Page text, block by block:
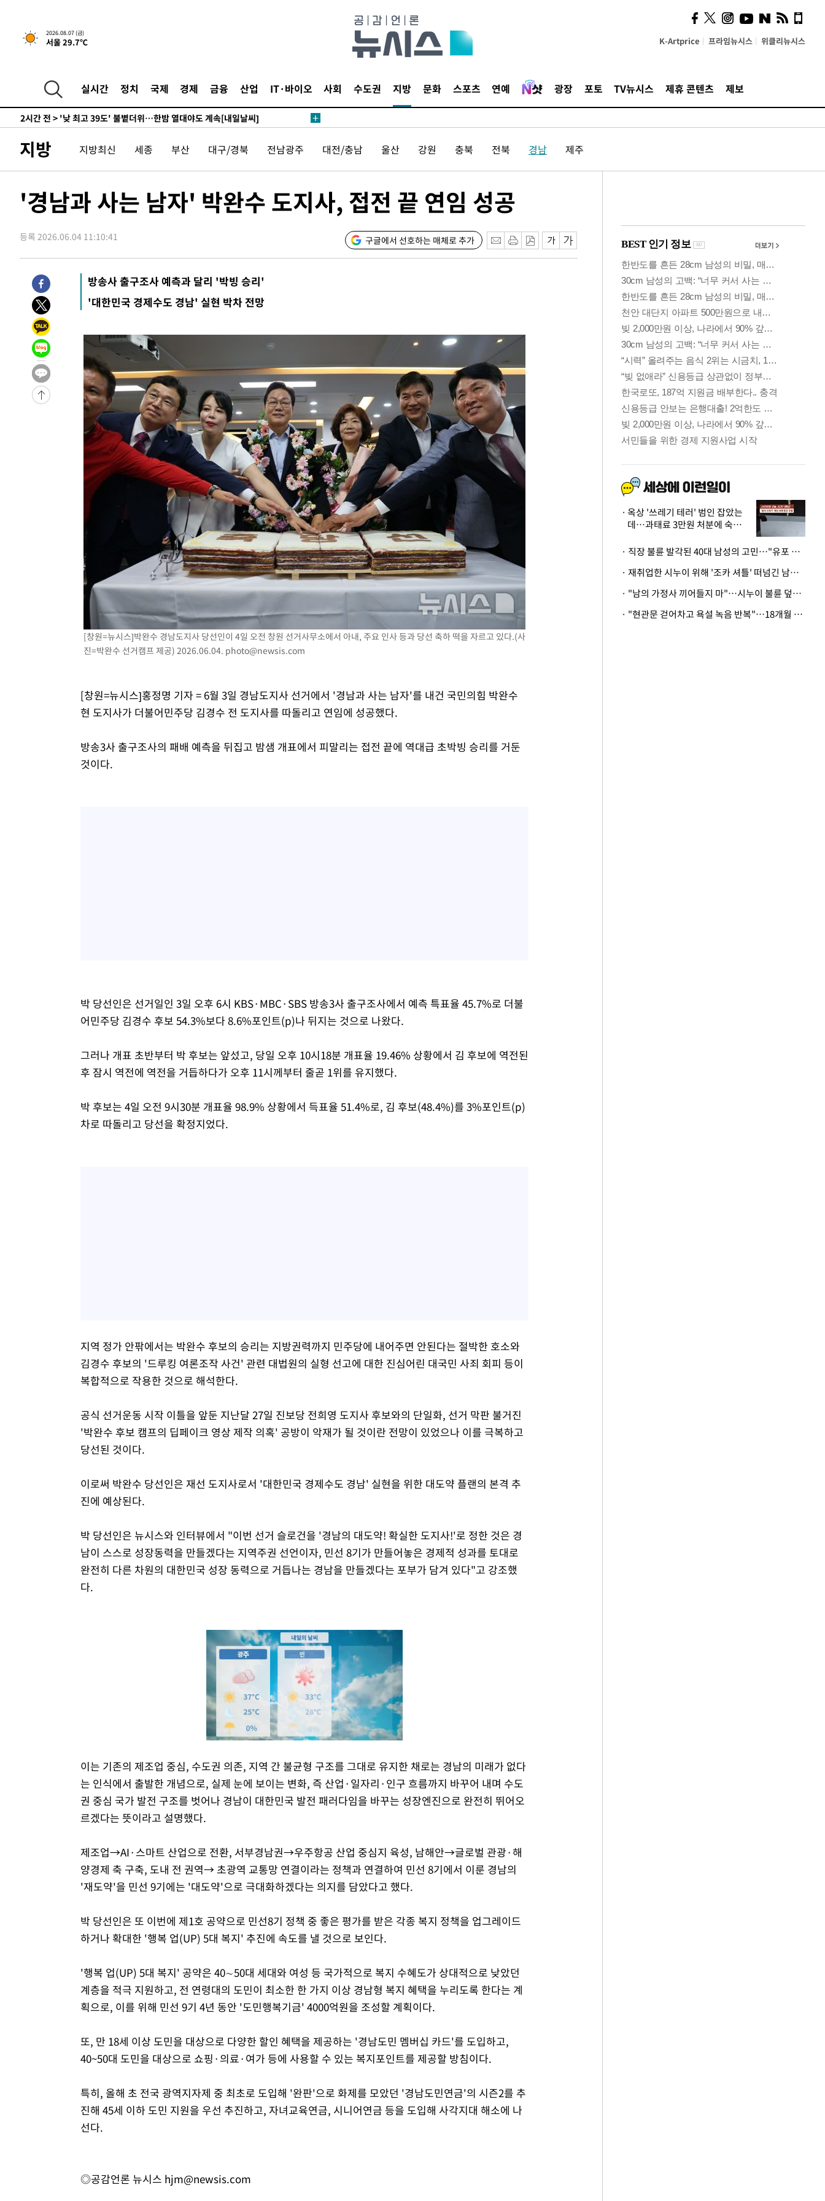
2026.08.07 (금)
서울 29.7℃ K-Artprice 프라임뉴시스 위클리뉴시스
실시간 정치 국제 경제 금융 산업 IT·바이오 사회 수도권 지방 문화 스포츠 연예 광장 포토 TV뉴시스 제휴 콘텐츠 제보
1시간 전 >[속보]합참 "北 발사체는 단거리탄도미사일…감시·경계태세 강화"
1시간 전 >日방위성, 北이 동해로 쏜 발사체는 탄도미사일 가능성
2시간 전 >[속보]합참 "북, 동해상으로 미상 발사체 발사"
'낮 최고 39도' 불볕더위…한밤 열대야도 계속[내일날씨]
2시간 전 > [속보]7~9일 프로야구 3연전도 폭염 취소…11일 재개
2시간 전 >
'월드컵 탈락 후폭풍' 축구협회…초유의 압수수색에 '충격·당황'
2시간 전 >서울 낮 37.9도, 올여름 최고치 경신…영등포 순간 '40도'
3시간 전 >[속보]코스닥, 800p 회복…0.26% 오른 801.67 마감
3시간 전 >[속보]원·달러 환율, 0.7원 내린 1423.8원 마감
4시간 전 >"여기 떨어졌다"…다누리, 스페이스X 로켓 달 충돌 흔적 포착
5시간 전 >
손흥민, 5경기 연속골 실패…LAFC는 승부차기 끝 과달라하라 격파
7시간 전 >
내일까지 39도 '펄펄'…기상청 "태풍 지나며 폭염 잠시 꺾인다"
-11402초 전 >
'월드컵 탈락 후폭풍' 축구협회…11시간 걸린 초유의 압수수색(종
-10838초 전 >
-9631초 전 >
축구협회, 15년 전 심판 성 접대 파문에 "현재는 내부 지침 준수"
-8316초 전 >
경찰, '홍명보는 2순위' 결론냈던 스포츠윤리센터도 압수수색
1시간 전 >
[속보]합참 "北 발사체는 단거리탄도미사일…감시·경계태세 강화"
1시간 전 >
日방위성, 北이 동해로 쏜 발사체는 탄도미사일 가능성
[속보] SKT, 에이닷 서비스 장애 발생…"원인 파악 중"
[속보]합참 "북, 동해상으로 미상 발사체 발사"
'낮 최고 39도' 불볕더위…한밤 열대야도 계속[내일날씨]
[속보]7~9일 프로야구 3연전도 폭염 취소…11일 재개
"韓 외환시장 개입 관측 배경엔 美의 대한국 무역적자 있어"
'월드컵 탈락 후폭풍' 축구협회…초유의 압수수색에 '충격·당황'
서울 낮 37.9도, 올여름 최고치 경신…영등포 순간 '40도'
[속보]종합특검, 대검 추가 압수수색…내란 중요임무종사 혐의
[속보]코스닥, 800p 회복…0.26% 오른 801.67 마감
[속보]코스피, 301.88포인트(4.58%) 내린 6296.38 마감
[속보]원·달러 환율, 0.7원 내린 1423.8원 마감
"여기 떨어졌다"…다누리, 스페이스X 로켓 달 충돌 흔적 포착
손흥민, 5경기 연속골 실패…LAFC는 승부차기 끝 과달라하라 격파
내일까지 39도 '펄펄'…기상청 "태풍 지나며 폭염 잠시 꺾인다"
지방 지방최신 세종 부산 대구/경북 전남광주 대전/충남 울산 강원 충북 전북 경남 제주
'경남과 사는 남자' 박완수 도지사, 접전 끝 연임 성공
등록 2026.06.04 11:10:41 구글에서 선호하는 매체로 추가
방송사 출구조사 예측과 달리 '박빙 승리'
'대한민국 경제수도 경남' 실현 박차 전망
[창원=뉴시스]박완수 경남도지사 당선인이 4일 오전 창원 선거사무소에서 아내, 주요 인사 등과 당선 축하 떡을 자르고 있다.(사
진=박완수 선거캠프 제공) 2026.06.04. photo@newsis.com
[창원=뉴시스]홍정명 기자 = 6월 3일 경남도지사 선거에서 '경남과 사는 남자'를 내건 국민의힘 박완수
현 도지사가 더불어민주당 김경수 전 도지사를 따돌리고 연임에 성공했다.
방송3사 출구조사의 패배 예측을 뒤집고 밤샘 개표에서 피말리는 접전 끝에 역대급 초박빙 승리를 거둔
것이다.
박 당선인은 선거일인 3일 오후 6시 KBS·MBC·SBS 방송3사 출구조사에서 예측 특표율 45.7%로 더불
어민주당 김경수 후보 54.3%보다 8.6%포인트(p)나 뒤지는 것으로 나왔다.
그러나 개표 초반부터 박 후보는 앞섰고, 당일 오후 10시18분 개표율 19.46% 상황에서 김 후보에 역전된
후 잠시 역전에 역전을 거듭하다가 오후 11시께부터 줄곧 1위를 유지했다.
박 후보는 4일 오전 9시30분 개표율 98.9% 상황에서 득표율 51.4%로, 김 후보(48.4%)를 3%포인트(p)
차로 따돌리고 당선을 확정지었다.
지역 정가 안팎에서는 박완수 후보의 승리는 지방권력까지 민주당에 내어주면 안된다는 절박한 호소와
김경수 후보의 '드루킹 여론조작 사건' 관련 대법원의 실형 선고에 대한 진심어린 대국민 사죄 회피 등이
복합적으로 작용한 것으로 해석한다.
공식 선거운동 시작 이틀을 앞둔 지난달 27일 진보당 전희영 도지사 후보와의 단일화, 선거 막판 불거진
'박완수 후보 캠프의 딥페이크 영상 제작 의혹' 공방이 악재가 될 것이란 전망이 있었으나 이를 극복하고
당선된 것이다.
이로써 박완수 당선인은 재선 도지사로서 '대한민국 경제수도 경남' 실현을 위한 대도약 플랜의 본격 추
진에 예상된다.
박 당선인은 뉴시스와 인터뷰에서 "이번 선거 슬로건을 '경남의 대도약! 확실한 도지사!'로 정한 것은 경
남이 스스로 성장동력을 만들겠다는 지역주권 선언이자, 민선 8기가 만들어놓은 경제적 성과를 토대로
완전히 다른 차원의 대한민국 성장 동력으로 거듭나는 경남을 만들겠다는 포부가 담겨 있다"고 강조했
다.
Mute
이는 기존의 제조업 중심, 수도권 의존, 지역 간 불균형 구조를 그대로 유지한 채로는 경남의 미래가 없다
는 인식에서 출발한 개념으로, 실제 눈에 보이는 변화, 즉 산업·일자리·인구 흐름까지 바꾸어 내며 수도
권 중심 국가 발전 구조를 벗어나 경남이 대한민국 발전 패러다임을 바꾸는 성장엔진으로 완전히 뛰어오
르겠다는 뜻이라고 설명했다.
제조업→AI·스마트 산업으로 전환, 서부경남권→우주항공 산업 중심지 육성, 남해안→글로벌 관광·해
양경제 축 구축, 도내 전 권역→ 초광역 교통망 연결이라는 정책과 연결하여 민선 8기에서 이룬 경남의
'재도약'을 민선 9기에는 '대도약'으로 극대화하겠다는 의지를 담았다고 했다.
박 당선인은 또 이번에 제1호 공약으로 민선8기 정책 중 좋은 평가를 받은 각종 복지 정책을 업그레이드
하거나 확대한 '행복 업(UP) 5대 복지' 추진에 속도를 낼 것으로 보인다.
'행복 업(UP) 5대 복지' 공약은 40∼50대 세대와 여성 등 국가적으로 복지 수혜도가 상대적으로 낮았던
계층을 적극 지원하고, 전 연령대의 도민이 최소한 한 가지 이상 경남형 복지 혜택을 누리도록 한다는 계
획으로, 이를 위해 민선 9기 4년 동안 '도민행복기금' 4000억원을 조성할 계획이다.
또, 만 18세 이상 도민을 대상으로 다양한 할인 혜택을 제공하는 '경남도민 멤버십 카드'를 도입하고,
40~50대 도민을 대상으로 쇼핑·의료·여가 등에 사용할 수 있는 복지포인트를 제공할 방침이다.
특히, 올해 초 전국 광역지자제 중 최초로 도입해 '완판'으로 화제를 모았던 '경남도민연금'의 시즌2를 추
진해 45세 이하 도민 지원을 우선 추진하고, 자녀교육연금, 시니어연금 등을 도입해 사각지대 해소에 나
선다.
◎공감언론 뉴시스 hjm@newsis.com
의견, 국토부·LH에 충실히
전달할 것"
옥상 '쓰레기 테러' 범인 잡았는
데…과태료 3만원 처분에 숙박업
· 직장 불륜 발각된 40대 남성의 고민…"유포 동료 명예훼손·협박죄 고소 가능할까"
· 재취업한 시누이 위해 '조카 셔틀' 떠넘긴 남편…아내 "난 못한다"
· "남의 가정사 끼어들지 마"…시누이 불륜 덮으려는 남편에 억울한 아내
· "현관문 걷어차고 욕설 녹음 반복"…18개월 아기 키우는 집 뒤흔든 '앞집의 비극'